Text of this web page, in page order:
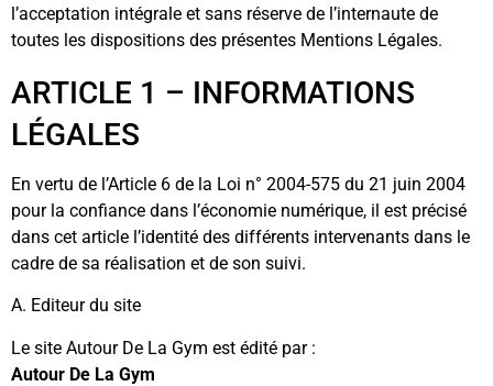
l’acceptation intégrale et sans réserve de l’internaute de
toutes les dispositions des présentes Mentions Légales.
ARTICLE 1 – INFORMATIONS
LÉGALES
En vertu de l’Article 6 de la Loi n° 2004-575 du 21 juin 2004
pour la confiance dans l’économie numérique, il est précisé
dans cet article l’identité des différents intervenants dans le
cadre de sa réalisation et de son suivi.
A. Editeur du site
Le site Autour De La Gym est édité par :
Autour De La Gym